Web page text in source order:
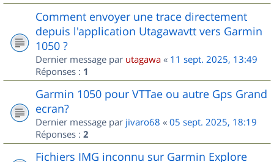
Comment envoyer une trace directement
depuis l'application Utagawavtt vers Garmin
1050 ?
Dernier message par utagawa « 11 sept. 2025, 13:49
Réponses : 1
Garmin 1050 pour VTTae ou autre Gps Grand
ecran?
Dernier message par jivaro68 « 05 sept. 2025, 18:19
Réponses : 2
Fichiers IMG inconnu sur Garmin Explore